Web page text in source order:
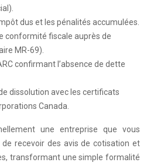
dus et les pénalités accumulées.
conformité fiscale auprès de
MR-69).
confirmant l’absence de dette
dissolution avec les certificats
Canada.
une entreprise que vous
recevoir des avis de cotisation et
transformant une simple formalité